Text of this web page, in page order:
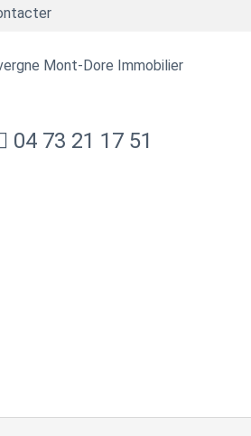
04 73 21 17 51